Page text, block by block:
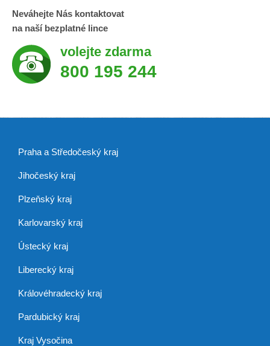
Neváhejte Nás kontaktovat
na naší bezplatné lince
volejte zdarma
800 195 244
Praha a Středočeský kraj
Jihočeský kraj
Plzeňský kraj
Karlovarský kraj
Ústecký kraj
Liberecký kraj
Královéhradecký kraj
Pardubický kraj
Kraj Vysočina